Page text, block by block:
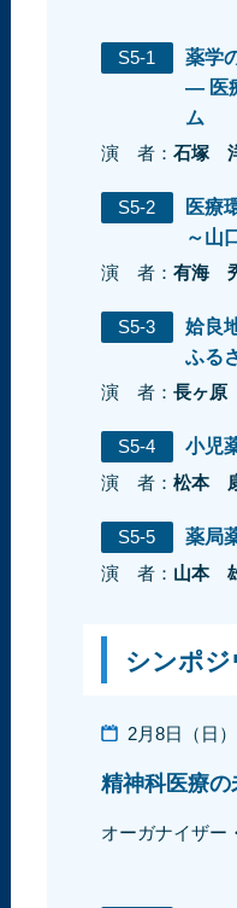
S5-1
薬学
― 医
ム
演 者： 石塚
S5-2
医療
～山
演 者： 有海
S5-3
姶良
ふる
演 者： 長ヶ
S5-4
小児
演 者： 松本
S5-5
薬局
演 者： 山本
シンポ
2月8日（日
精神科医療
オーガナイザー